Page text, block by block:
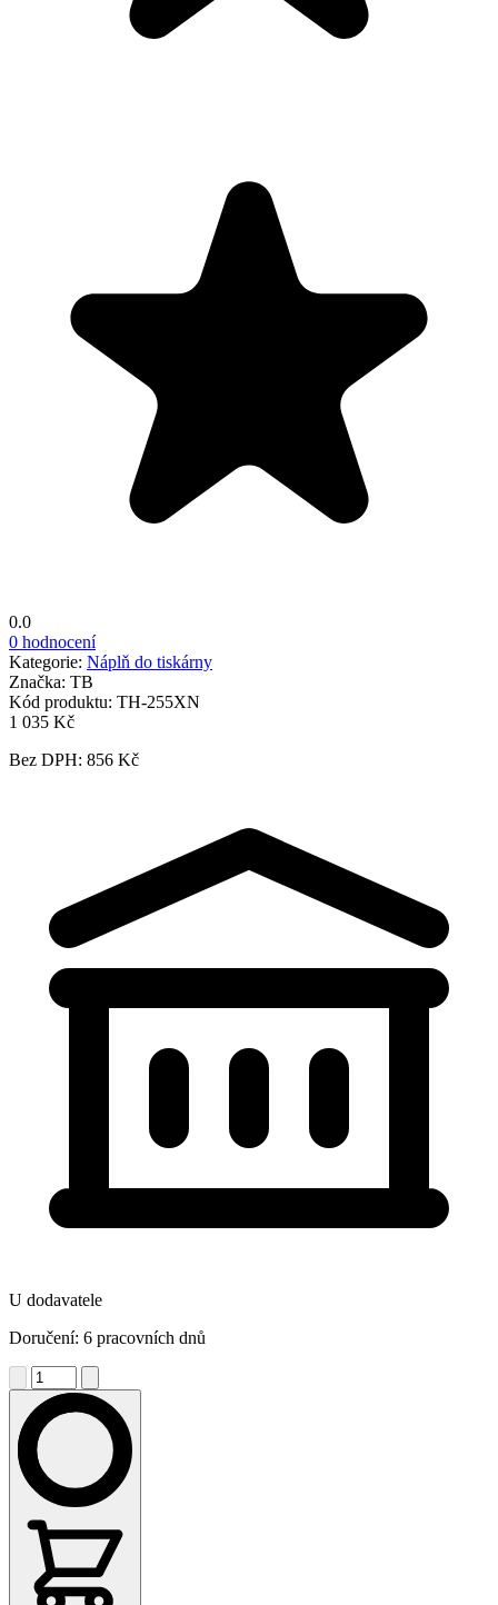
0.0
0 hodnocení
Kategorie: Náplň do tiskárny
Značka: TB
Kód produktu: TH-255XN
1 035 Kč
Bez DPH: 856 Kč
U dodavatele
Doručení: 6 pracovních dnů